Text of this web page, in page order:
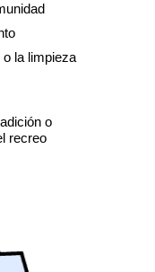
la limpieza
o
recreo